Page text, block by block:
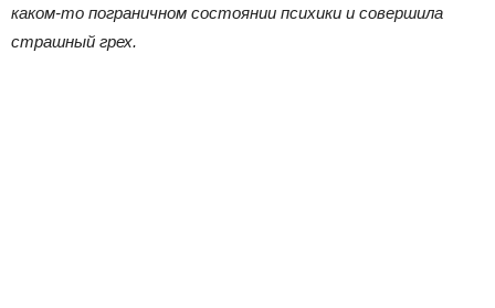
каком-то пограничном состоянии психики и совершила
страшный грех.